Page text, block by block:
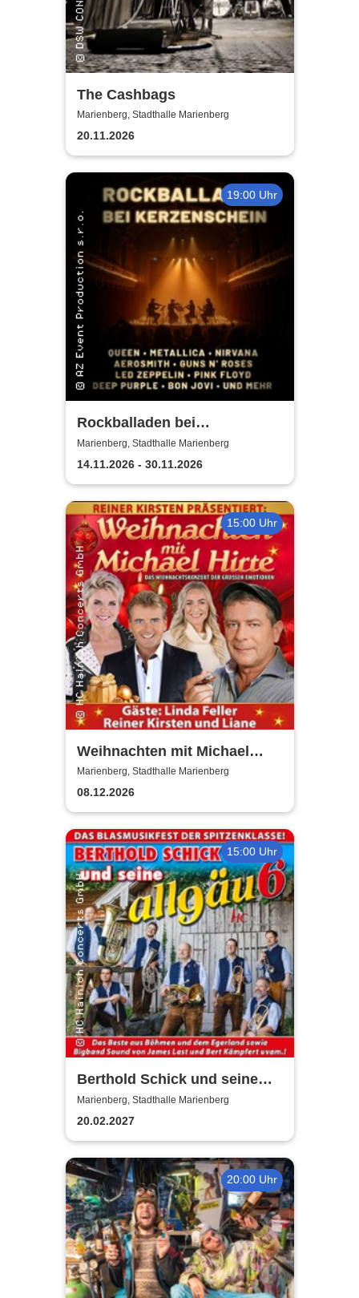
The Cashbags
Marienberg, Stadthalle Marienberg
20.11.2026
19:00 Uhr
Rockballaden bei
Kerzenschein
Marienberg, Stadthalle Marienberg
14.11.2026 - 30.11.2026
15:00 Uhr
Weihnachten mit Michael
Hirte 2026
Marienberg, Stadthalle Marienberg
08.12.2026
15:00 Uhr
Berthold Schick und seine
Allgäu 6
Marienberg, Stadthalle Marienberg
20.02.2027
20:00 Uhr